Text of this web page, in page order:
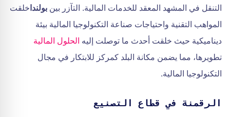
التنقل في المشهد المعقد للخدمات المالية. التآزر بين بولندا خلقت
المواهب التقنية واحتياجات صناعة التكنولوجيا المالية بيئة
ديناميكية حيث خلقت أحدث ما توصلت إليه الحلول المالية
تطويرها، مما يضمن مكانة البلد كمركز للابتكار في مجال
التكنولوجيا المالية.
الرقمنة في قطاع التصنيع